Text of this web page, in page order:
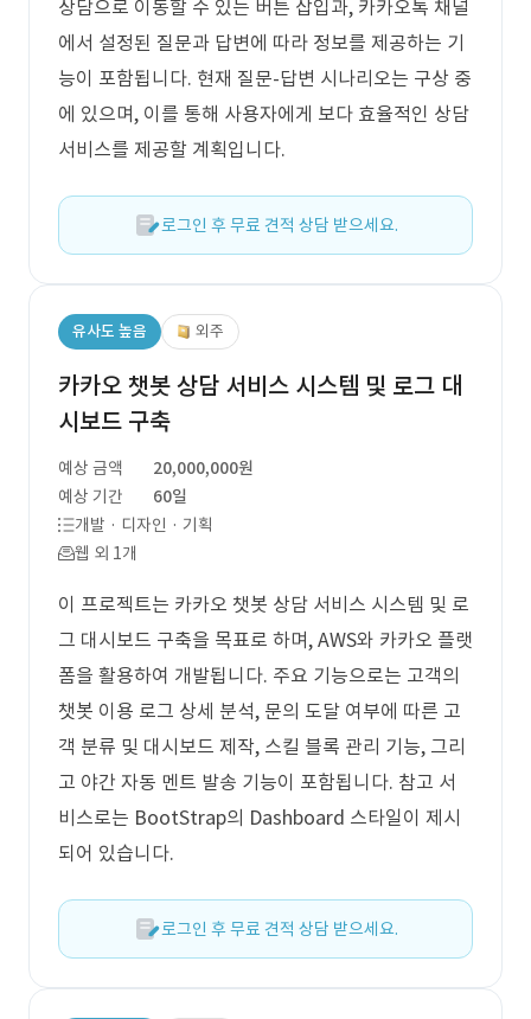
상담으로 이동할 수 있는 버튼 삽입과, 카카오톡 채널
에서 설정된 질문과 답변에 따라 정보를 제공하는 기
능이 포함됩니다. 현재 질문-답변 시나리오는 구상 중
에 있으며, 이를 통해 사용자에게 보다 효율적인 상담
서비스를 제공할 계획입니다.
로그인 후 무료 견적 상담 받으세요.
유사도 높음 외주
카카오 챗봇 상담 서비스 시스템 및 로그 대
시보드 구축
예상 금액
20,000,000원
예상 기간
60일
개발 · 디자인 · 기획
웹 외 1개
이 프로젝트는 카카오 챗봇 상담 서비스 시스템 및 로
그 대시보드 구축을 목표로 하며, AWS와 카카오 플랫
폼을 활용하여 개발됩니다. 주요 기능으로는 고객의
챗봇 이용 로그 상세 분석, 문의 도달 여부에 따른 고
객 분류 및 대시보드 제작, 스킬 블록 관리 기능, 그리
고 야간 자동 멘트 발송 기능이 포함됩니다. 참고 서
비스로는 BootStrap의 Dashboard 스타일이 제시
되어 있습니다.
로그인 후 무료 견적 상담 받으세요.